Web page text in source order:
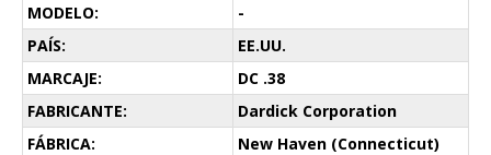
MODELO:
-
PAÍS:
EE.UU.
MARCAJE:
DC .38
FABRICANTE:
Dardick Corporation
FÁBRICA:
New Haven (Connecticut)